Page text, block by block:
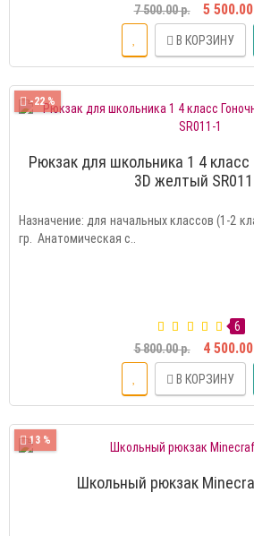
7 500.00 р.
5
В КОРЗИНУ
-22 %
Рюкзак для школьника 1 4
3D желтый
Назначение: для начальных классов (1-2
гр. Анатомическая с..
6
5 800.00 р.
4
В КОРЗИНУ
13 %
Школьный рюкзак